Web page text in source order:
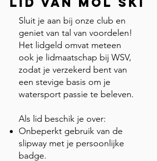
Sluit je aan bij onze club en
geniet van tal van voordelen!
Het lidgeld omvat meteen
ook je lidmaatschap bij WSV,
zodat je verzekerd bent van
een stevige basis om je
watersport passie te beleven.
Als lid beschik je over:
Onbeperkt gebruik van de
slipway met je persoonlijke
badge.